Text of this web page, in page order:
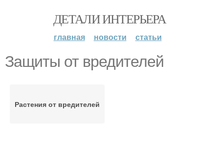
ДЕТАЛИ ИНТЕРЬЕРА
главная новости статьи
Защиты от вредителей
Растения от вредителей